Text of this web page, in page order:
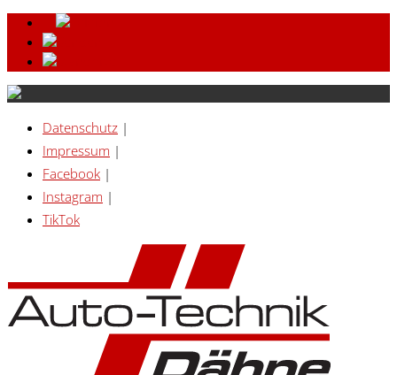
Datenschutz |
Impressum |
Facebook |
Instagram |
TikTok